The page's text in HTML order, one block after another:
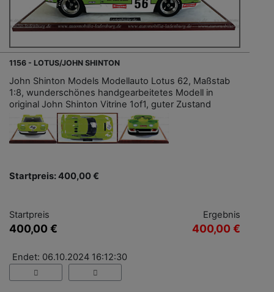
1156 - LOTUS/JOHN SHINTON
John Shinton Models Modellauto Lotus 62, Maßstab
1:8, wunderschönes handgearbeitetes Modell in
original John Shinton Vitrine 1of1, guter Zustand
Startpreis: 400,00 €
Startpreis
400,00 €
Ergebnis
400,00 €
Endet: 06.10.2024 16:12:30